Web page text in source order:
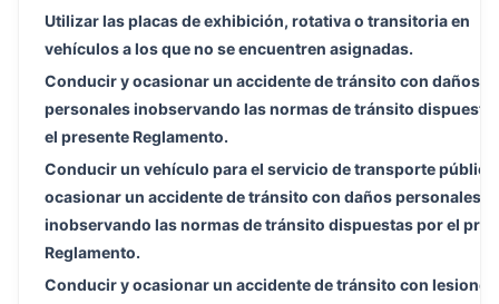
Utilizar las placas de exhibición, rotativa o transitoria en
vehículos a los que no se encuentren asignadas.
Conducir y ocasionar un accidente de tránsito con daños
personales inobservando las normas de tránsito
el presente Reglamento.
Conducir un vehículo para el servicio de transporte público
ocasionar un accidente de tránsito con daños personales
inobservando las normas de tránsito dispuestas por el
Reglamento.
Conducir y ocasionar un accidente de tránsito con lesiones